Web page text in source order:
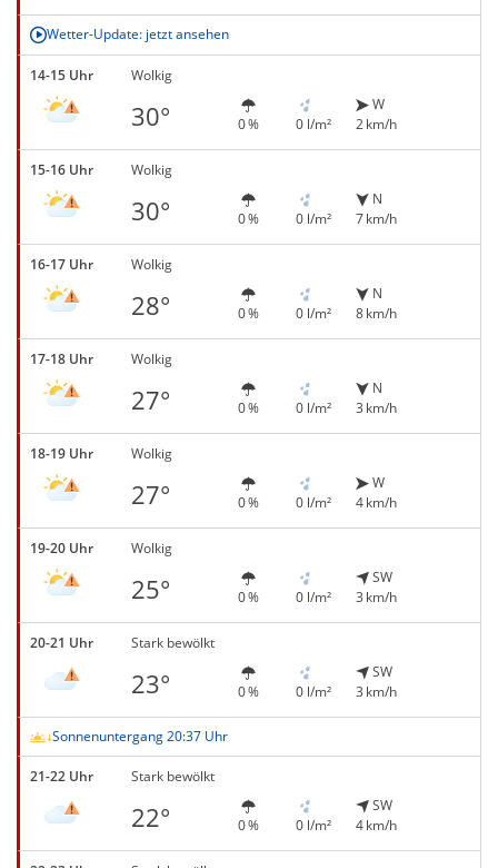
Wetter-Update: jetzt ansehen
14-15 Uhr Wolkig
30° 0 % 0 l/m²
W
2 km/h
15-16 Uhr Wolkig
30° 0 % 0 l/m²
N
7 km/h
16-17 Uhr Wolkig
28° 0 % 0 l/m²
N
8 km/h
17-18 Uhr Wolkig
27° 0 % 0 l/m²
N
3 km/h
18-19 Uhr Wolkig
27° 0 % 0 l/m²
W
4 km/h
19-20 Uhr Wolkig
25° 0 % 0 l/m²
SW
3 km/h
20-21 Uhr Stark bewölkt
23° 0 % 0 l/m²
SW
3 km/h
Sonnenuntergang 20:37 Uhr
21-22 Uhr Stark bewölkt
22° 0 % 0 l/m²
SW
4 km/h